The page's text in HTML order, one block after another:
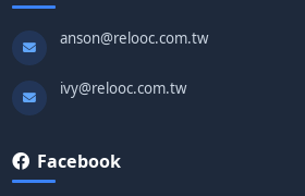
anson@relooc.com.tw
ivy@relooc.com.tw
Facebook